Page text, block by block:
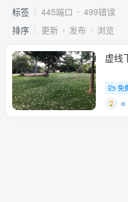
标签
445端口
499错误
排序
更新 发布 浏览
虚线
免